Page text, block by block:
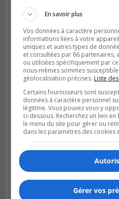
Publié le 31 juillet 2026 à 06h57
Boucherville veut de la
ferroviaire sur son
En savoir plus
Vos données à caractère
informations liées à votre
uniques et autres types de
et consultées par 66 partenaires,
ou utilisées spécifiquement par
nous-mêmes sommes
géolocalisation précises. Liste
Certains fournisseurs sont
données à caractère personnel
légitime. Vous pouvez vous y
ci-dessous. Recherchez un lien
le menu du site pour gérer ou
dans les paramètres des cookies
Gérer vos